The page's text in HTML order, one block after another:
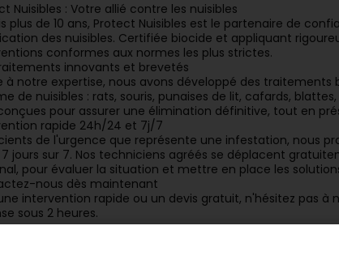
Nuisibles : Votre allié contre les nuisibles
plus de 10 ans, Protect Nuisibles est le partenaire de
des nuisibles. Certifiée biocide et appliquant
conformes aux normes les plus strictes.
innovants et brevetés
à notre expertise, nous avons développé des
de nuisibles : rats, souris, punaises de lit, cafards,
pour assurer une élimination définitive, tout en
rapide 24h/24 et 7j/7
de l'urgence que représente une infestation, nous
jours sur 7. Nos techniciens agréés se déplacent
pour évaluer la situation et mettre en place les
nous dès maintenant
intervention rapide ou un devis gratuit, n'hésitez pas
sous 2 heures.